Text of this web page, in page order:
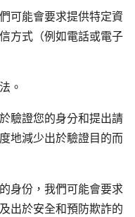
可能會要求提供特定資
方式（例如電話或電子
。
驗證您的身分和提出請
地減少出於驗證目的而
身份，我們可能會要求
出於安全和預防欺詐的